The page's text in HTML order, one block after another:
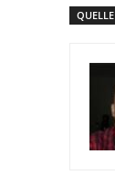
QUELLE